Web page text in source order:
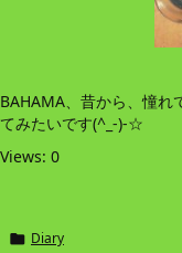
BAHAMA、昔から、憧れ
てみたいです(^_-)-☆
Views: 0
 Diary